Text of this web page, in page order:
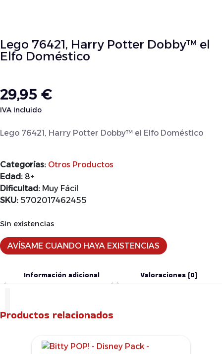
Lego 76421, Harry Potter Dobby™ el
Elfo Doméstico
29,95 €
IVA Incluido
Lego 76421, Harry Potter Dobby™ el Elfo Doméstico
Categorías: Otros Productos
Edad: 8+
Dificultad: Muy Fácil
SKU: 5702017462455
Sin existencias
AVÍSAME CUANDO HAYA EXISTENCIAS
Información adicional Valoraciones (0)
Productos relacionados